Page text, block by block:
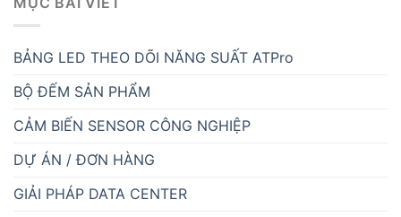
BẢNG LED THEO DÕI NĂNG SUẤT ATPro
BỘ ĐẾM SẢN PHẨM
CẢM BIẾN SENSOR CÔNG NGHIỆP
DỰ ÁN / ĐƠN HÀNG
GIẢI PHÁP DATA CENTER